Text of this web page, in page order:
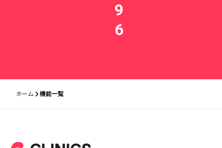
9
6
ホーム 機能一覧